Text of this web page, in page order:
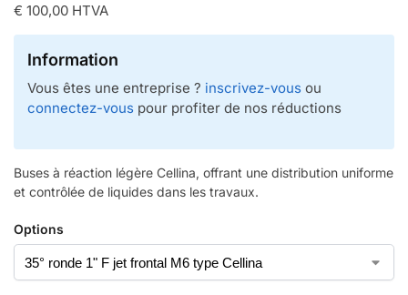
€ 100,00 HTVA
Information
Vous êtes une entreprise ? inscrivez-vous ou
connectez-vous pour profiter de nos réductions
Buses à réaction légère Cellina, offrant une distribution uniforme
et contrôlée de liquides dans les travaux.
Options